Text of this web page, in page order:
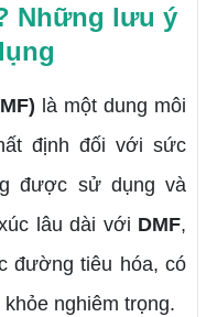
Những lưu ý
là một dung môi
định đối với sức
được sử dụng và
lâu dài với DMF,
đường tiêu hóa, có
nghiêm trọng.